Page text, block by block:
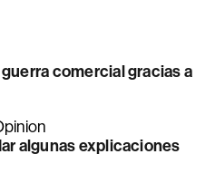
comercial gracias a
algunas explicaciones